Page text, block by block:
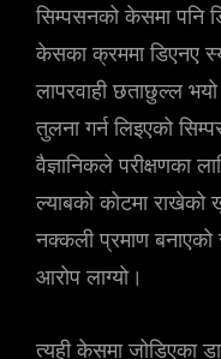
सिम्पसनको केसमा पनि
केसका क्रममा डिएनए
लापरवाही छताछुल्ल
तुलना गर्न लिइएको
वैज्ञानिकले परीक्षणका
ल्याबको कोटमा राखेको
नक्कली प्रमाण बनाएको
आरोप लाग्यो।
त्यही केसमा जोडिएका